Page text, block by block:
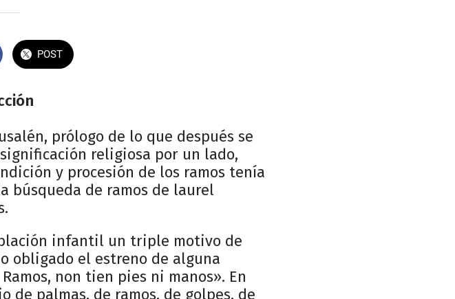
POST
prólogo de lo que después se
religiosa por un lado,
y procesión de los ramos tenía
de ramos de laurel
infantil un triple motivo de
obligado el estreno de alguna
non tien pies ni manos». En
de palmas, de ramos, de golpes, de